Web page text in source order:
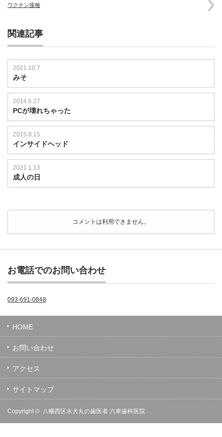
ワクチン接種
関連記事
2021.10.7
みそ
2014.6.27
PCが壊れちゃった
2015.8.15
インサイドヘッド
2021.1.13
成人の日
コメントは利用できません。
お電話でのお問い合わせ
093-691-0848
HOME
お問い合わせ
アクセス
サイトマップ
Copyright © 八幡西区永犬丸の歯医者 六車歯科医院